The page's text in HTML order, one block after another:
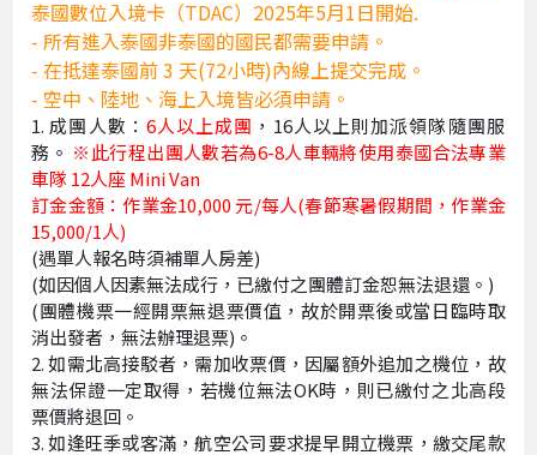
泰國數位入境卡（TDAC）2025年5月1日開始.
- 所有進入泰國非泰國的國民都需要申請。
- 在抵達泰國前 3 天(72小時)內線上提交完成。
- 空中、陸地、海上入境皆必須申請。
成團人數： 6人以上成團 ，16人以上則加派領隊隨團服
務。 ※此行程出團人數若為6-8人車輛將使用泰國合法專業
車隊 12人座 Mini Van
訂金金額：作業金10,000 元/每人(春節寒暑假期間，作業金
15,000/1人)
(遇單人報名時須補單人房差)
(如因個人因素無法成行，已繳付之團體訂金恕無法退還。)
(團體機票一經開票無退票價值，故於開票後或當日臨時取
消出發者，無法辦理退票)。
如需北高接駁者，需加收票價，因屬額外追加之機位，故
無法保證一定取得，若機位無法OK時，則已繳付之北高段
票價將退回。
如逢旺季或客滿，航空公司要求提早開立機票，繳交尾款